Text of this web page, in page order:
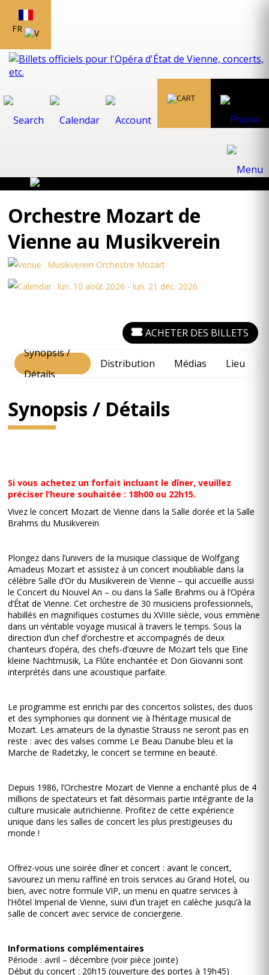
FR
Orchestre Mozart de
Vienne au Musikverein
Musikverein Orchestre Mozart
lun. 10 août 2026 - lun. 21 déc. 2026
Synopsis /
Détails
Distribution Médias Lieu
ACHETER DES BILLETS
Synopsis / Détails
Si vous achetez un forfait incluant le dîner, veuillez
préciser l’heure souhaitée : 18h00 ou 22h15.
Vivez le concert Mozart de Vienne dans la Salle dorée et la Salle
Brahms du Musikverein
Plongez dans l’univers de la musique classique de Wolfgang
Amadeus Mozart et assistez à un concert inoubliable dans la
célèbre Salle d’Or du Musikverein de Vienne – qui accueille aussi
le Concert du Nouvel An – ou dans la Salle Brahms ou à l’Opéra
d’État de Vienne. Cet orchestre de 30 musiciens professionnels,
habillés en magnifiques costumes du XVIIIe siècle, vous emmène
dans un véritable voyage musical à travers le temps. Sous la
direction d’un chef d’orchestre et accompagnés de deux
chanteurs d’opéra, des chefs-d’œuvre de Mozart tels que Eine
kleine Nachtmusik, La Flûte enchantée et Don Giovanni sont
interprétés dans une acoustique parfaite.
Le programme est enrichi par des concertos solistes, des duos
et des symphonies qui donnent vie à l’héritage musical de
Mozart. Les amateurs de la dynastie Strauss ne seront pas en
reste : avec des valses comme Le Beau Danube bleu et la
Marche de Radetzky, le concert se termine en beauté.
Depuis 1986, l’Orchestre Mozart de Vienne a enchanté plus de 4
millions de spectateurs et fait désormais partie intégrante de la
culture musicale autrichienne. Profitez de cette expérience
unique dans les salles de concert les plus prestigieuses du
monde !
Offrez-vous une soirée dîner et concert : avant le concert,
savourez un menu raffiné en trois services au Grand Hotel, ou
bien, avec notre formule VIP, un menu en quatre services à
l’Hôtel Imperial de Vienne, suivi d’un trajet en calèche jusqu’à la
salle de concert avec service de conciergerie.
Informations complémentaires
Période : avril – décembre (voir pièce jointe)
Début du concert : 20h15 (ouverture des portes à 19h45)